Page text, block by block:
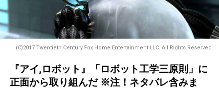
(C)2017 Twentieth Century Fox Home Entertainment LLC. All Rights Reserved.
『アイ,ロボット』「ロボット工学三原則」に
正面から取り組んだ ※注！ネタバレ含みま